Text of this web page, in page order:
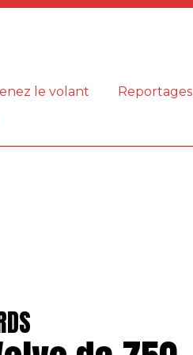
le volant Reportages